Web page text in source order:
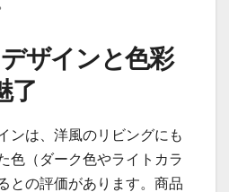
ザインと色彩
了
ンは、洋風のリビングにも
色（ダーク色やライトカラ
との評価があります。商品